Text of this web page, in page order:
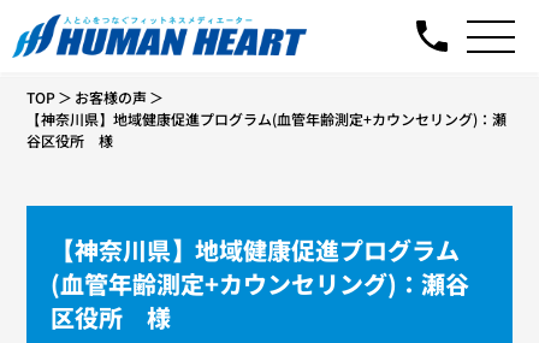
TOP
お客様の声
【神奈川県】地域健康促進プログラム(血管年齢測定+カウンセリング)：瀬
谷区役所 様
【神奈川県】地域健康促進プログラム
(血管年齢測定+カウンセリング)：瀬谷
区役所 様